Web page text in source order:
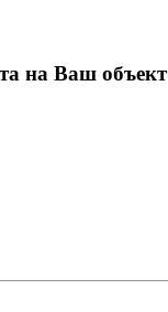
на Ваш объект